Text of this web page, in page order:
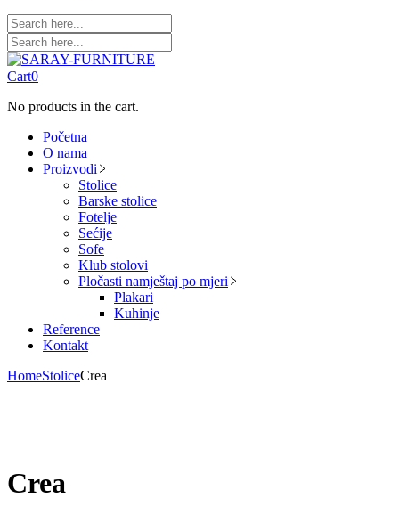
Cart0
No products in the cart.
Početna
O nama
Proizvodi
Stolice
Barske stolice
Fotelje
Sećije
Sofe
Klub stolovi
Pločasti namještaj po mjeri
Plakari
Kuhinje
Reference
Kontakt
HomeStoliceCrea
Crea